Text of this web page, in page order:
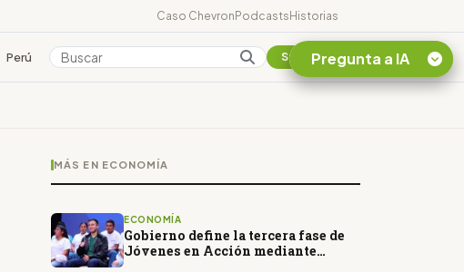
Caso ChevronPodcastsHistorias
Perú Colombia Suscribirse
MÁS EN ECONOMÍA
ECONOMÍA
Gobierno define la tercera fase de
Jóvenes en Acción mediante
Pregunta a IA
¿En que consiste la